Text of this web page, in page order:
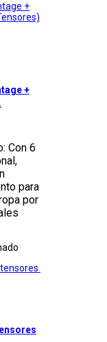
+
Con 6
para
por